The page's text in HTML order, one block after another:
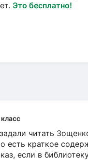
Это бесплатно!
класс
читать
есть краткое
если в